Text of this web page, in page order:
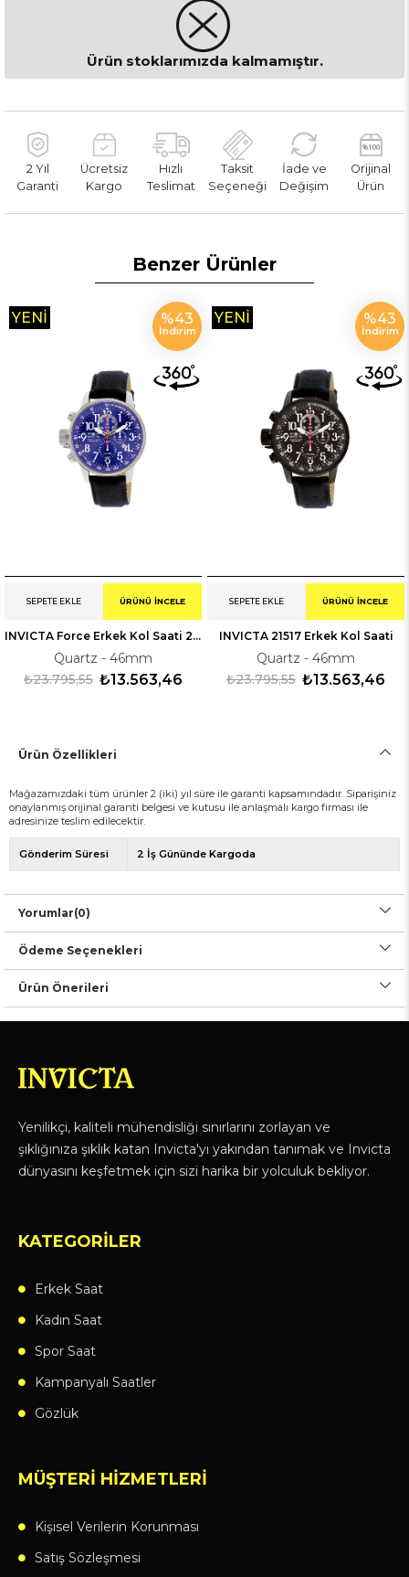
Ürün stoklarımızda kalmamıştır.
2 Yıl
Garanti
Ücretsiz
Kargo
Hızlı
Teslimat
Taksit
Seçeneği
İade ve
Değişim
Orijinal
Ürün
Benzer Ürünler
INVICTA Force Erkek Kol Saati 21513
Quartz - 46mm
₺13.563,46
₺23.795,55
SEPETE EKLE ÜRÜNÜ İNCELE
%43
İndirim
YENI
INVICTA 21517 Erkek Kol Saati
Quartz - 46mm
₺13.563,46
₺23.795,55
SEPETE EKLE ÜRÜNÜ İNCELE
%43
İndirim
YENI
Ürün Özellikleri
Mağazamızdaki tüm ürünler 2 (iki) yıl süre ile garanti kapsamındadır. Siparişiniz
onaylanmış orijinal garanti belgesi ve kutusu ile anlaşmalı kargo firması ile
adresinize teslim edilecektir.
Gönderim Süresi 2 İş Gününde Kargoda
Yorumlar(0)
Ödeme Seçenekleri
Ürün Önerileri
Yenilikçi, kaliteli mühendisliği sınırlarını zorlayan ve
şıklığınıza şıklık katan Invicta'yı yakından tanımak ve Invicta
dünyasını keşfetmek için sizi harika bir yolculuk bekliyor.
KATEGORİLER
Erkek Saat
Kadın Saat
Spor Saat
Kampanyalı Saatler
Gözlük
MÜŞTERİ HİZMETLERİ
Kişisel Verilerin Korunması
Satış Sözleşmesi